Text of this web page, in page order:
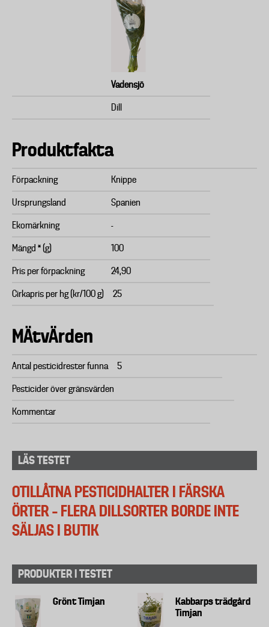
Vadensjö
Dill
Produktfakta
Förpackning Knippe
Ursprungsland Spanien
Ekomärkning -
Mängd * (g) 100
Pris per förpackning 24,90
Cirkapris per hg (kr/100 g) 25
MÄtvÄrden
Antal pesticidrester funna 5
Pesticider över gränsvärden
Kommentar
LÄS TESTET
OTILLÅTNA PESTICIDHALTER I FÄRSKA
ÖRTER – FLERA DILLSORTER BORDE INTE
SÄLJAS I BUTIK
PRODUKTER I TESTET
Grönt Timjan
Kabbarps trädgård
Timjan